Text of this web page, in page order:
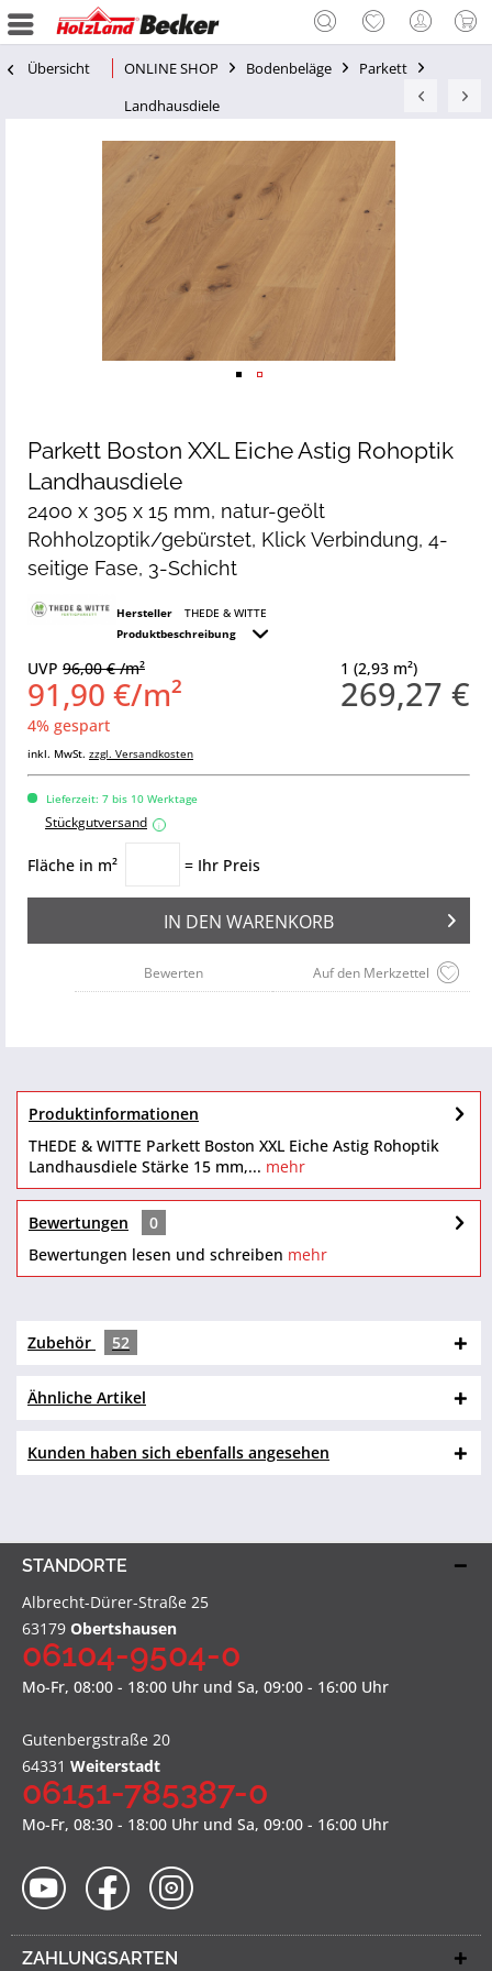
Übersicht ONLINE SHOP Bodenbeläge
Parkett
Landhausdiele
Parkett Boston XXL Eiche Astig Rohoptik
Landhausdiele
2400 x 305 x 15 mm, natur-geölt
Rohholzoptik/gebürstet, Klick Verbindung, 4-
seitige Fase, 3-Schicht
Hersteller
THEDE & WITTE
Produktbeschreibung
1 (2,93 m²)
269,27 €
UVP 96,00 € /m²
91,90 €/m²
4% gespart
inkl. MwSt. zzgl. Versandkosten
Lieferzeit: 7 bis 10 Werktage
Stückgutversand i
Fläche in m² = Ihr Preis
IN DEN WARENKORB
Auf den Merkzettel
Bewerten
Produktinformationen
THEDE & WITTE Parkett Boston XXL Eiche Astig Rohoptik
Landhausdiele Stärke 15 mm,... mehr
Bewertungen
0
Bewertungen lesen und schreiben mehr
Zubehör 52
Ähnliche Artikel
Kunden haben sich ebenfalls angesehen
STANDORTE
Albrecht-Dürer-Straße 25
63179 Obertshausen
06104-9504-0
Mo-Fr, 08:00 - 18:00 Uhr und Sa, 09:00 - 16:00 Uhr
Gutenbergstraße 20
64331 Weiterstadt
06151-785387-0
Mo-Fr, 08:30 - 18:00 Uhr und Sa, 09:00 - 16:00 Uhr
ZAHLUNGSARTEN